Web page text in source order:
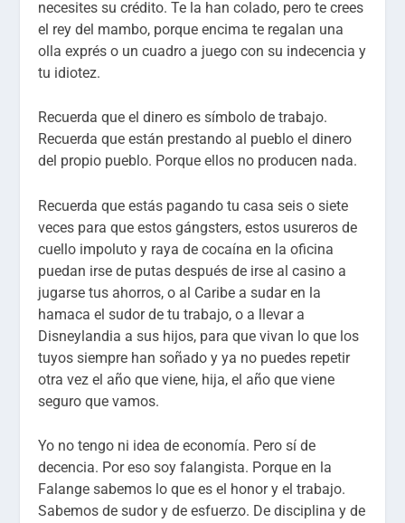
necesites su crédito. Te la han colado, pero te crees
el rey del mambo, porque encima te regalan una
olla exprés o un cuadro a juego con su indecencia y
tu idiotez.
Recuerda que el dinero es símbolo de trabajo.
Recuerda que están prestando al pueblo el dinero
del propio pueblo. Porque ellos no producen nada.
Recuerda que estás pagando tu casa seis o siete
veces para que estos gángsters, estos usureros de
cuello impoluto y raya de cocaína en la oficina
puedan irse de putas después de irse al casino a
jugarse tus ahorros, o al Caribe a sudar en la
hamaca el sudor de tu trabajo, o a llevar a
Disneylandia a sus hijos, para que vivan lo que los
tuyos siempre han soñado y ya no puedes repetir
otra vez el año que viene, hija, el año que viene
seguro que vamos.
Yo no tengo ni idea de economía. Pero sí de
decencia. Por eso soy falangista. Porque en la
Falange sabemos lo que es el honor y el trabajo.
Sabemos de sudor y de esfuerzo. De disciplina y de